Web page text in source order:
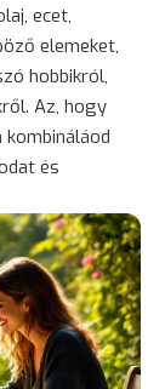
ecet,
elemeket,
hobbikról,
Az, hogy
és